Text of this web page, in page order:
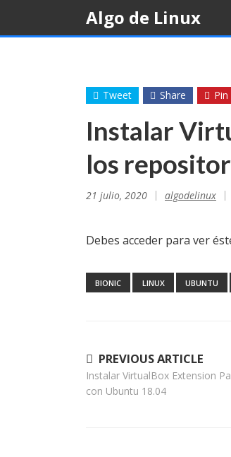
content
Algo de Linux
Tweet Share
Instalar
los
21 julio, 2020 algodelinux
Debes acceder para ver
BIONIC LINUX UBUNTU
Navegación
de
PREVIOUS ARTICLE
Instalar VirtualBox Extension
con Ubuntu 18.04